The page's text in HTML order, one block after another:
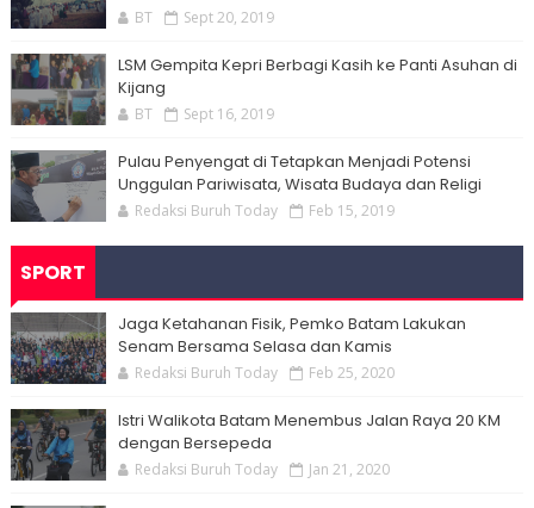
BT Sept 20, 2019
LSM Gempita Kepri Berbagi Kasih ke Panti Asuhan di
Kijang
BT Sept 16, 2019
Pulau Penyengat di Tetapkan Menjadi Potensi
Unggulan Pariwisata, Wisata Budaya dan Religi
Redaksi Buruh Today Feb 15, 2019
SPORT
Jaga Ketahanan Fisik, Pemko Batam Lakukan
Senam Bersama Selasa dan Kamis
Redaksi Buruh Today Feb 25, 2020
Istri Walikota Batam Menembus Jalan Raya 20 KM
dengan Bersepeda
Redaksi Buruh Today Jan 21, 2020